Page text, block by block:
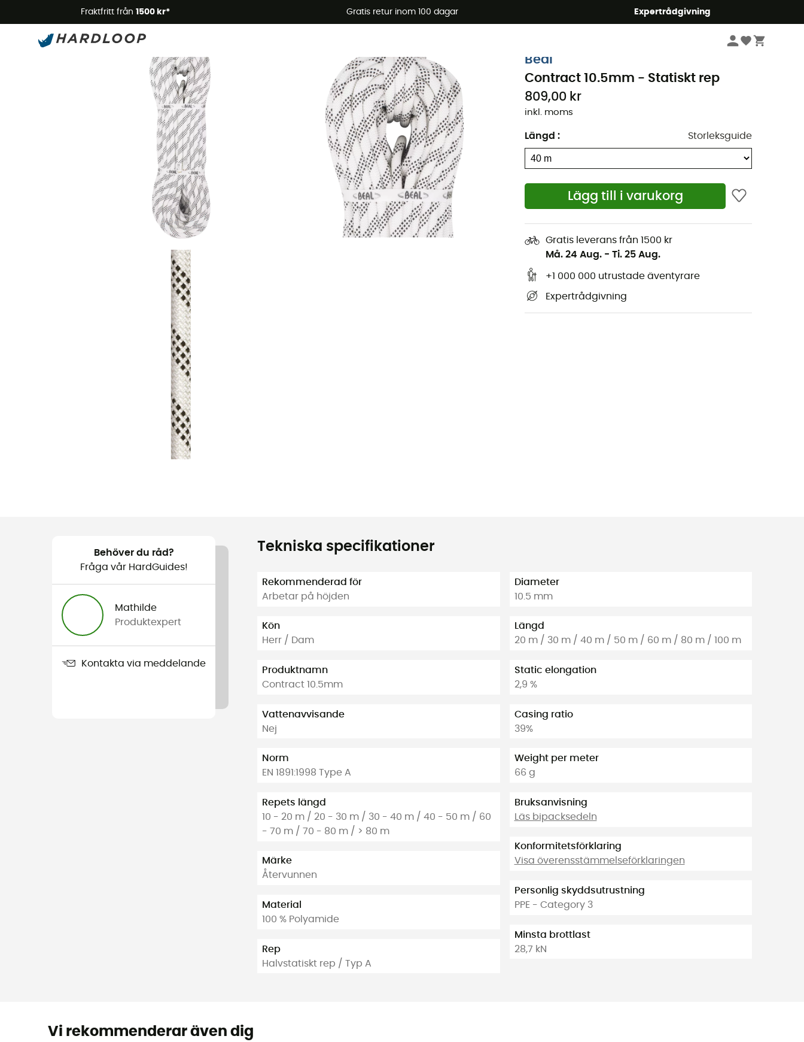
Fraktfritt från 1500 kr* Gratis retur inom 100 dagar Expertrådgivning
Sommarerbjudanden 🔥 -5 % EXTRA vid köp av 2 produkter* kod Summer5
Beal
Contract 10.5mm - Statiskt rep
809,00 kr
inkl. moms
Längd : Storleksguide
Lägg till i varukorg
Gratis leverans från 1500 kr
Må. 24 Aug. - Ti. 25 Aug.
+1 000 000 utrustade äventyrare
Expertrådgivning
Behöver du råd?
Fråga vår HardGuides!
Mathilde
Produktexpert
Kontakta via meddelande
Tekniska specifikationer
Rekommenderad för
Arbetar på höjden
Kön
Herr / Dam
Produktnamn
Contract 10.5mm
Vattenavvisande
Nej
Norm
EN 1891:1998 Type A
Repets längd
10 - 20 m / 20 - 30 m / 30 - 40 m / 40 - 50 m / 60
- 70 m / 70 - 80 m / > 80 m
Märke
Återvunnen
Material
100 % Polyamide
Rep
Halvstatiskt rep / Typ A
Diameter
10.5 mm
Längd
20 m / 30 m / 40 m / 50 m / 60 m / 80 m / 100 m
Static elongation
2,9 %
Casing ratio
39%
Weight per meter
66 g
Bruksanvisning
Läs bipacksedeln
Konformitetsförklaring
Visa överensstämmelseförklaringen
Personlig skyddsutrustning
PPE - Category 3
Minsta brottlast
28,7 kN
Vi rekommenderar även dig